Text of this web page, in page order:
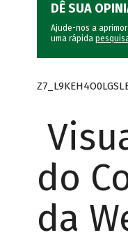
DÊ SUA
Ajude-nos a
uma rápida
do
da